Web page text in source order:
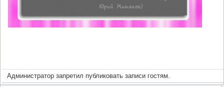
Администратор запретил публиковать записи гостям.